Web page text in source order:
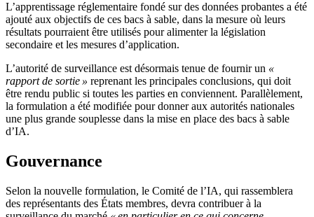
L’apprentissage réglementaire fondé sur des données probantes a été
ajouté aux objectifs de ces bacs à sable, dans la mesure où leurs
résultats pourraient être utilisés pour alimenter la législation
secondaire et les mesures d’application.
L’autorité de surveillance est désormais tenue de fournir un «
rapport de sortie » reprenant les principales conclusions, qui doit
être rendu public si toutes les parties en conviennent. Parallèlement,
la formulation a été modifiée pour donner aux autorités nationales
une plus grande souplesse dans la mise en place des bacs à sable
d’IA.
Gouvernance
Selon la nouvelle formulation, le Comité de l’IA, qui rassemblera
des représentants des États membres, devra contribuer à la